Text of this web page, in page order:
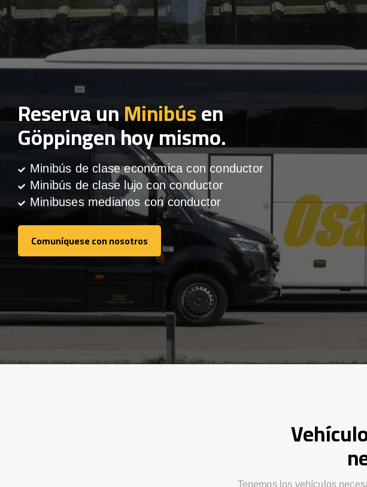
Reserva unMinibúsen
Göppingen hoy mismo.
Minibús de clase económica con conductor
Minibús de clase lujo con conductor
Minibuses medianos con conductor
Comuníquese con nosotros
Comuníquese con nosotros
Tenemos los vehículos